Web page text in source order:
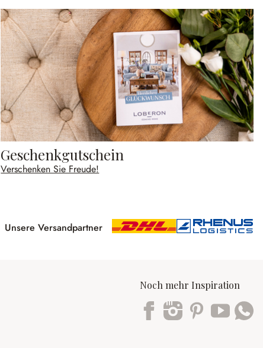
Geschenkgutschein
Verschenken Sie Freude!
Unsere Versandpartner
Noch mehr Inspiration